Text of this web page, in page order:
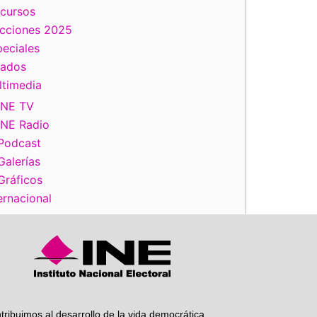
2025
TV
Radio
al desarrollo de la vida democrática